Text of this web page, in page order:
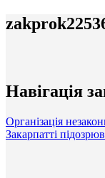
Навігація
Організація
Закарпатті